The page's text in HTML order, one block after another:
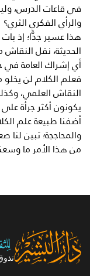
في قاعات الدرس،
والرأي الفكري الثري؟
هذا عسير جدًّا؛ إذ
الحديثة، نقل
أي إشراك العامة في
فعلم الكلام لن
النقاش العلمي،
يكونون أكثر جرأة على
أضفنا طبيعة علم
والمحاججة؛ تبين
من هذا الأمر ما